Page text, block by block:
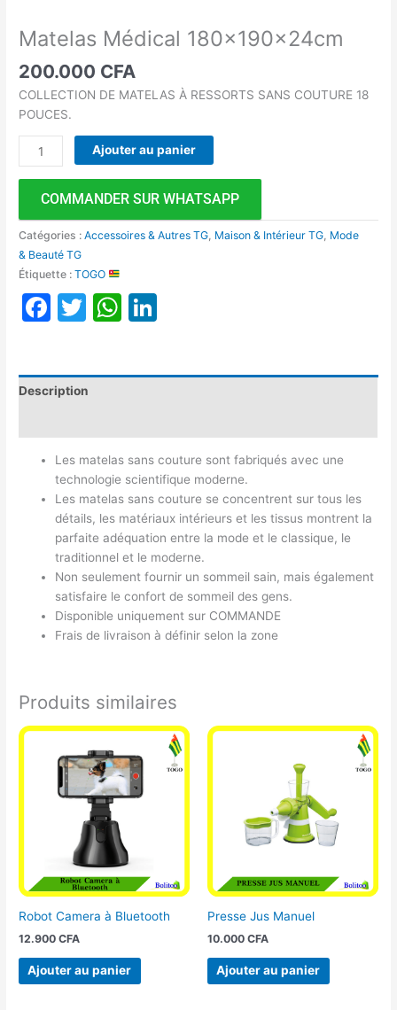
Matelas Médical 180x190x24cm
200.000 CFA
COLLECTION DE MATELAS À RESSORTS SANS COUTURE 18
POUCES.
Ajouter au panier
COMMANDER SUR WHATSAPP
Catégories :Accessoires & Autres TG, Maison & Intérieur TG, Mode
& Beauté TG
Étiquette :TOGO
Facebook
TwitterWhatsApp
Description
Les matelas sans couture sont fabriqués avec une
technologie scientifique moderne.
Les matelas sans couture se concentrent sur tous les
détails, les matériaux intérieurs et les tissus montrent la
parfaite adéquation entre la mode et le classique, le
traditionnel et le moderne.
Non seulement fournir un sommeil sain, mais également
satisfaire le confort de sommeil des gens.
Disponible uniquement sur COMMANDE
Frais de livraison à définir selon la zone
Produits similaires
Robot Camera à Bluetooth
12.900CFA
Ajouter au panier
Presse Jus Manuel
10.000 CFA
Ajouter au panier